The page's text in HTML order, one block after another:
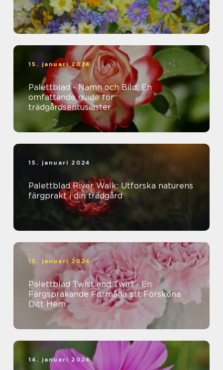
15. januari 2024
Palettblad - Namn och Bild: En
omfattande guide för
trädgårdsentusiaster
15. januari 2024
Palettblad River Walk: Utforska naturens
färgprakt i din trädgård
15. januari 2024
Palettblad Twist and Twirl - En
Färgsprakande Förmåga att Försköna
Ditt Hem
14. januari 2024